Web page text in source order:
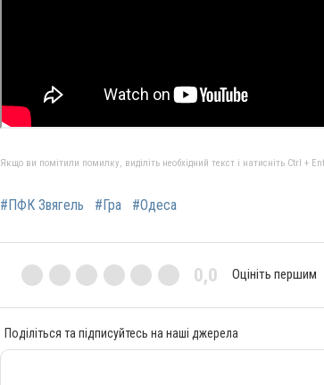
Якщо ви помітили помилку, виділіть необхідний текст і натисніть Ctrl +
#ПФК Звягель #Гра #Одеса
0,0 Оцініть першим
Поділіться та підписуйтесь на наші джерела